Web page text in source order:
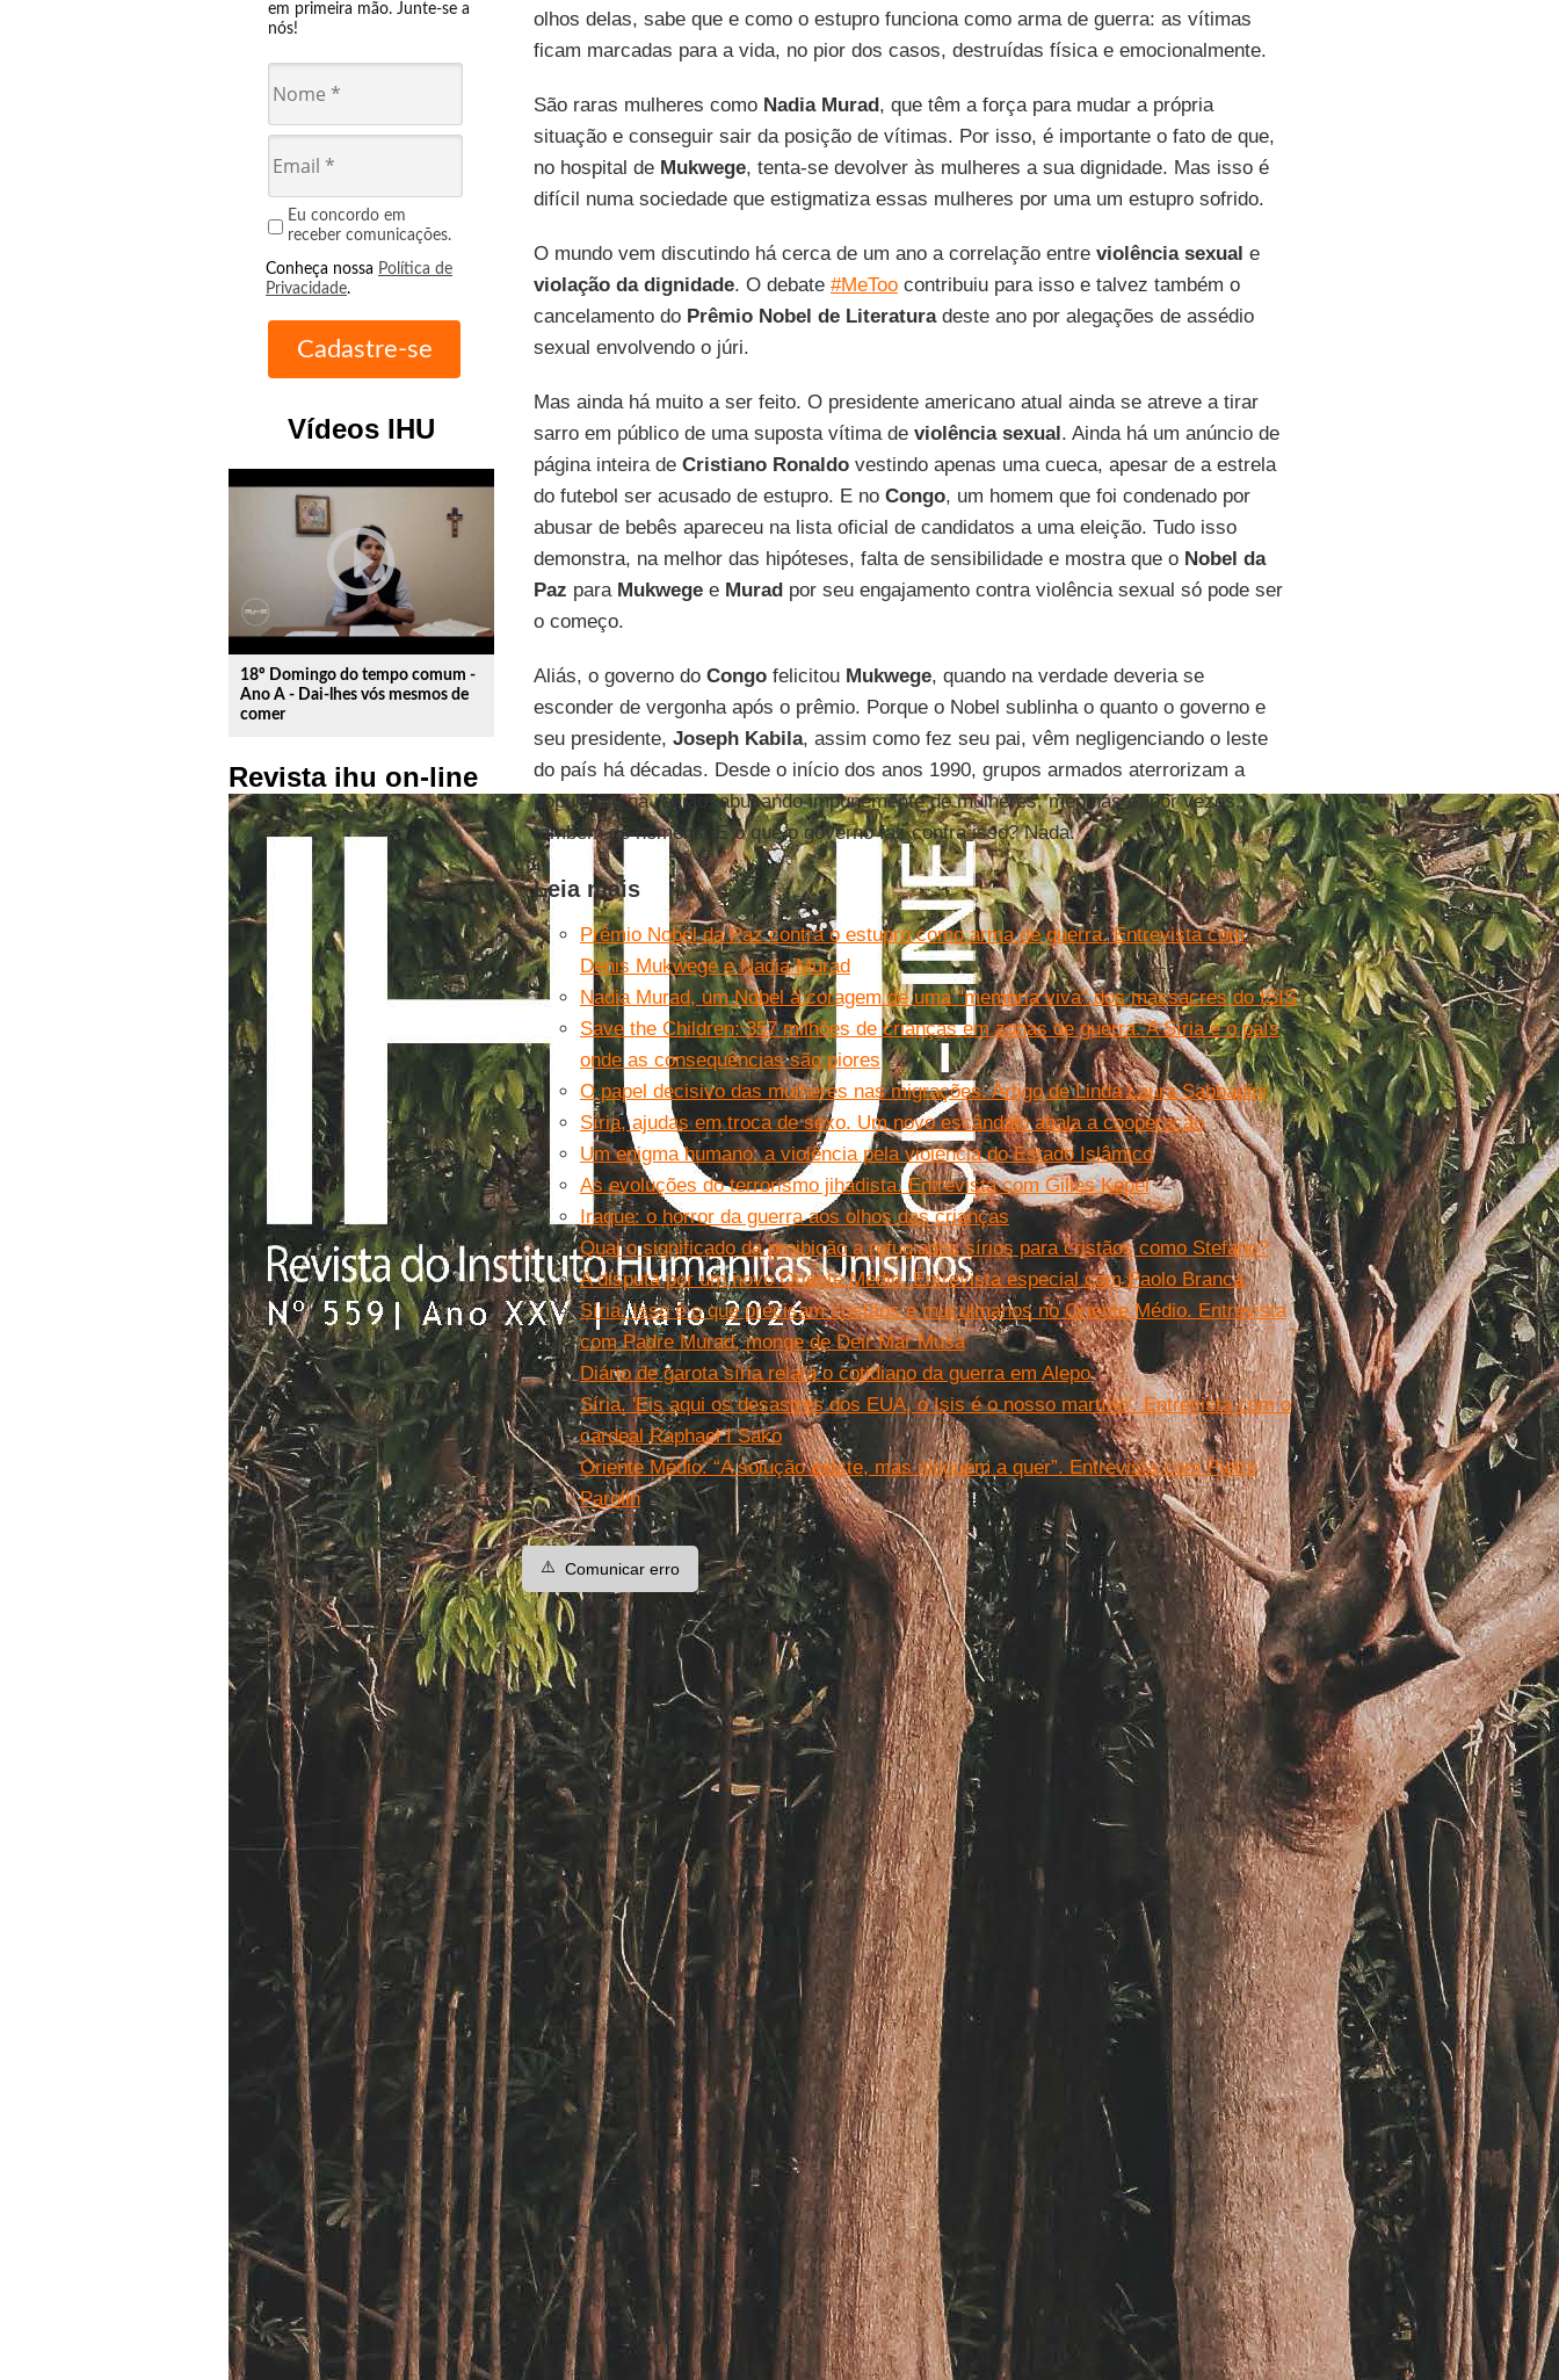
em primeira mão. Junte-se a
nós!
Eu concordo em
receber comunicações.
Conheça nossa Política de
Privacidade.
Vídeos IHU
play_circle_outline
18º Domingo do tempo comum -
Ano A - Dai-lhes vós mesmos de
comer
Revista ihu on-line
olhos delas, sabe que e como o estupro funciona como arma de guerra: as vítimas
ficam marcadas para a vida, no pior dos casos, destruídas física e emocionalmente.
São raras mulheres como Nadia Murad, que têm a força para mudar a própria
situação e conseguir sair da posição de vítimas. Por isso, é importante o fato de que,
no hospital de Mukwege, tenta-se devolver às mulheres a sua dignidade. Mas isso é
difícil numa sociedade que estigmatiza essas mulheres por uma um estupro sofrido.
O mundo vem discutindo há cerca de um ano a correlação entre violência sexual e
violação da dignidade. O debate #MeToocontribuiu para isso e talvez também o
cancelamento do Prêmio Nobel de Literaturadeste ano por alegações de assédio
sexual envolvendo o júri.
Mas ainda há muito a ser feito. O presidente americano atual ainda se atreve a tirar
sarro em público de uma suposta vítima de violência sexual. Ainda há um anúncio de
página inteira de Cristiano Ronaldovestindo apenas uma cueca, apesar de a estrela
do futebol ser acusado de estupro. E no Congo, um homem que foi condenado por
abusar de bebês apareceu na lista oficial de candidatos a uma eleição. Tudo isso
demonstra, na melhor das hipóteses, falta de sensibilidade e mostra que o Nobel da
Paz para Mukwegee Muradpor seu engajamento contra violência sexual só pode ser
o começo.
Aliás, o governo do Congofelicitou Mukwege, quando na verdade deveria se
esconder de vergonha após o prêmio. Porque o Nobel sublinha o quanto o governo e
seu presidente, Joseph Kabila, assim como fez seu pai, vêm negligenciando o leste
do país há décadas. Desde o início dos anos 1990, grupos armados aterrorizam a
população na região, abusando impunemente de mulheres, meninas e, por vezes,
também de homens. E o que o governo faz contra isso? Nada.
Leia mais
Prêmio Nobel da Paz contra o estupro como arma de guerra. Entrevista com
Denis Mukwege e Nadia Murad
Nadia Murad, um Nobel à coragem de uma ''memória viva'' dos massacres do ISIS
Save the Children: 357 milhões de crianças em zonas de guerra. A Síria é o país
onde as consequências são piores
O papel decisivo das mulheres nas migrações. Artigo de Linda Laura Sabbadini
Síria, ajudas em troca de sexo. Um novo escândalo abala a cooperação
Um enigma humano: a violência pela violência do Estado Islâmico
As evoluções do terrorismo jihadista. Entrevista com Gilles Kepel
Iraque: o horror da guerra aos olhos das crianças
Qual o significado da proibição a refugiados sírios para cristãos como Stefano?
A disputa por um novo Oriente Médio. Entrevista especial com Paolo Branca
Síria. Isso é o que precisam cristãos e muçulmanos no Oriente Médio. Entrevista
com Padre Murad, monge de Deir Mar Musa
Diário de garota síria relata o cotidiano da guerra em Alepo
Síria. 'Eis aqui os desastres dos EUA, o Isis é o nosso martírio'. Entrevista com o
cardeal Raphael I Sako
Oriente Médio: “A solução existe, mas ninguém a quer”. Entrevista com Pietro
Parolin
⚠️ Comunicar erro